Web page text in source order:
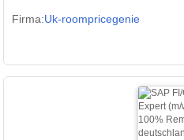
Firma:Uk-roompricegenie